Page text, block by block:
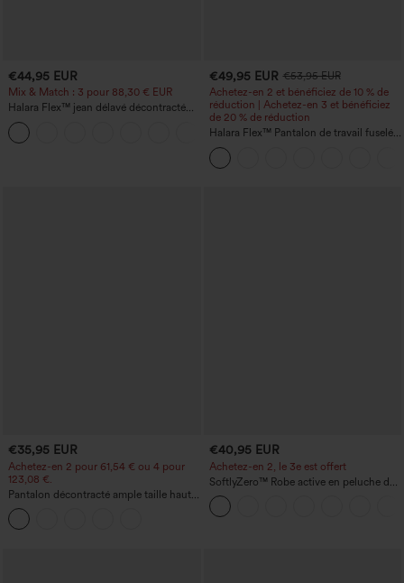
€44,95 EUR
Mix & Match : 3 pour 88,30 € EUR
Halara Flex™ jean délavé décontracté
taille haute à poches, coupe baggy à
jambe large
+2
€49,95 EUR €53,95 EUR
Achetez-en 2 et bénéficiez de 10 % de
réduction | Achetez-en 3 et bénéficiez
de 20 % de réduction
Halara Flex™ Pantalon de travail fuselé,
uni, taille haute, avec poches
€35,95 EUR
Achetez-en 2 pour 61,54 € ou 4 pour
123,08 €.
Pantalon décontracté ample taille haute
à jambes larges, avec poches
€40,95 EUR
Achetez-en 2, le 3e est offert
SoftlyZero™ Robe active en peluche dos
nu — Édition Hyper Facile